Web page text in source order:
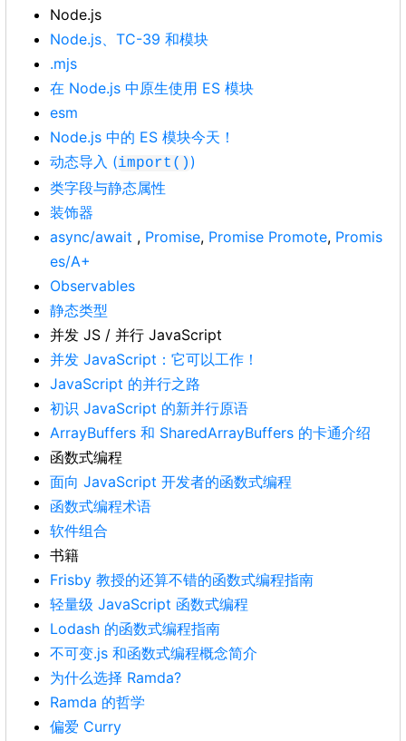
Node.js
Node.js、TC-39 和模块
.mjs
在 Node.js 中原生使用 ES 模块
esm
Node.js 中的 ES 模块今天！
动态导入 (import() )
类字段与静态属性
装饰器
async/await , Promise, Promise Promote, Promis
es/A+
Observables
静态类型
并发 JS / 并行 JavaScript
并发 JavaScript：它可以工作！
JavaScript 的并行之路
初识 JavaScript 的新并行原语
ArrayBuffers 和 SharedArrayBuffers 的卡通介绍
函数式编程
面向 JavaScript 开发者的函数式编程
函数式编程术语
软件组合
书籍
Frisby 教授的还算不错的函数式编程指南
轻量级 JavaScript 函数式编程
Lodash 的函数式编程指南
不可变.js 和函数式编程概念简介
为什么选择 Ramda?
Ramda 的哲学
偏爱 Curry